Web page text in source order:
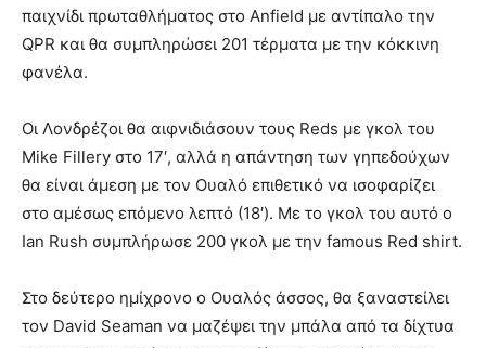
παιχνίδι πρωταθλήματος στο Anfield με αντίπαλο την
QPR και θα συμπληρώσει 201 τέρματα με την κόκκινη
φανέλα.
Οι Λονδρέζοι θα αιφνιδιάσουν τους Reds με γκολ του
Mike Fillery στο 17′, αλλά η απάντηση των γηπεδούχων
θα είναι άμεση με τον Ουαλό επιθετικό να ισοφαρίζει
στο αμέσως επόμενο λεπτό (18′). Με το γκολ του αυτό ο
Ian Rush συμπλήρωσε 200 γκολ με την famous Red shirt.
Στο δεύτερο ημίχρονο ο Ουαλός άσσος, θα ξαναστείλει
τον David Seaman να μαζέψει την μπάλα από τα δίχτυα